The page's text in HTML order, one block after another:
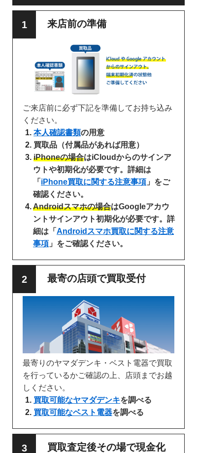
来店前の準備
ご来店前に必ず下記を準備してお持ち込み
ください。
本人確認書類の用意
買取品（付属品があれば用意）
iPhoneの場合はiCloudからのサインア
ウトや初期化が必要です。詳細は
「 iPhone買取に関する注意事項 」をご
確認ください。
Androidスマホの場合はGoogleアカウ
ントサインアウト初期化が必要です。詳
細は「 Androidスマホ買取に関する注意
事項 」をご確認ください。
最寄の店頭で買取受付
最寄りのヤマダデンキ・ベスト電器で買取
を行っているかご確認の上、店頭までお越
しください。
買取可能なヤマダデンキを調べる
買取可能なベスト電器を調べる
買取査定後その場で現金化